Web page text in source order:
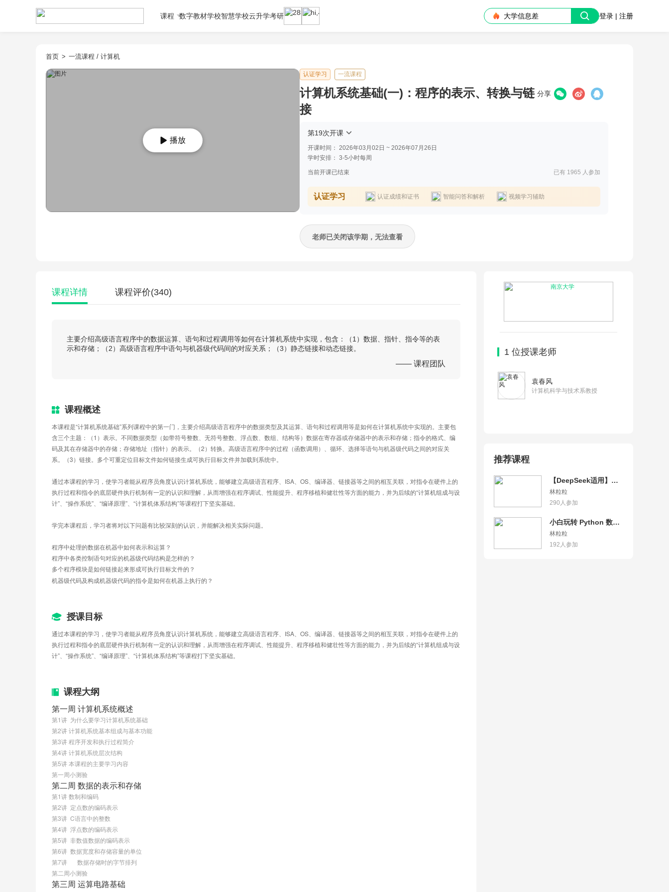
课程 数字教材学校智慧学校云升学考研 大学信息差 登录 | 注册
首页 > 一流课程 / 计算机
播放
认证学习 一流课程
计算机系统基础(一)：程序的表示、转换与链
接
分享
第19次开课
开课时间： 2026年03月02日 ~ 2026年07月26日
学时安排： 3-5小时每周
当前开课已结束 已有 1965 人参加
认证学习 认证成绩和证书 智能问答和解析 视频学习辅助
老师已关闭该学期，无法查看
课程详情 课程评价(340)
主要介绍高级语言程序中的数据运算、语句和过程调用等如何在计算机系统中实现，包含：（1）数据、指针、指令等的表
示和存储；（2）高级语言程序中语句与机器级代码间的对应关系；（3）静态链接和动态链接。
—— 课程团队
课程概述
本课程是“计算机系统基础”系列课程中的第一门，主要介绍高级语言程序中的数据类型及其运算、语句和过程调用等是如何在计算机系统中实现的。主要包
含三个主题：（1）表示。不同数据类型（如带符号整数、无符号整数、浮点数、数组、结构等）数据在寄存器或存储器中的表示和存储；指令的格式、编
码及其在存储器中的存储；存储地址（指针）的表示。（2）转换。高级语言程序中的过程（函数调用）、循环、选择等语句与机器级代码之间的对应关
系。（3）链接。多个可重定位目标文件如何链接生成可执行目标文件并加载到系统中。
通过本课程的学习，使学习者能从程序员角度认识计算机系统，能够建立高级语言程序、ISA、OS、编译器、链接器等之间的相互关联，对指令在硬件上的
执行过程和指令的底层硬件执行机制有一定的认识和理解，从而增强在程序调试、性能提升、程序移植和健壮性等方面的能力，并为后续的“计算机组成与设
计”、“操作系统”、“编译原理”、“计算机体系结构”等课程打下坚实基础。
学完本课程后，学习者将对以下问题有比较深刻的认识，并能解决相关实际问题。
程序中处理的数据在机器中如何表示和运算？
程序中各类控制语句对应的机器级代码结构是怎样的？
多个程序模块是如何链接起来形成可执行目标文件的？
机器级代码及构成机器级代码的指令是如何在机器上执行的？
授课目标
通过本课程的学习，使学习者能从程序员角度认识计算机系统，能够建立高级语言程序、ISA、OS、编译器、链接器等之间的相互关联，对指令在硬件上的
执行过程和指令的底层硬件执行机制有一定的认识和理解，从而增强在程序调试、性能提升、程序移植和健壮性等方面的能力，并为后续的“计算机组成与设
计”、“操作系统”、“编译原理”、“计算机体系结构”等课程打下坚实基础。
课程大纲
第一周 计算机系统概述
第1讲  为什么要学习计算机系统基础
第2讲 计算机系统基本组成与基本功能
第3讲 程序开发和执行过程简介
第4讲 计算机系统层次结构
第5讲 本课程的主要学习内容
第一周小测验
第二周 数据的表示和存储
第1讲 数制和编码
第2讲  定点数的编码表示
第3讲  C语言中的整数
第4讲  浮点数的编码表示
第5讲  非数值数据的编码表示
第6讲  数据宽度和存储容量的单位
第7讲	 数据存储时的字节排列
第二周小测验
第三周 运算电路基础
1 位授课老师
袁春风
计算机科学与技术系教授
推荐课程
【DeepSeek适用】小
白玩转AI大模型应用开
发
林粒粒
290 人参加
小白玩转 Python 数据
分析
林粒粒
192 人参加